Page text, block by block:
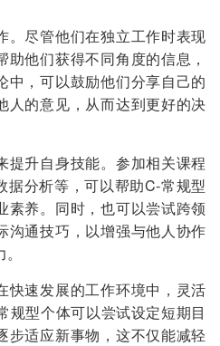
。尽管他们在独立工作时表现
他们获得不同角度的信息，
中，可以鼓励他们分享自己的
人的意见，从而达到更好的决
提升自身技能。参加相关课程
据分析等，可以帮助C-常规型
素养。同时，也可以尝试跨领
沟通技巧，以增强与他人协作
快速发展的工作环境中，灵活
规型个体可以尝试设定短期目
步适应新事物，这不仅能减轻